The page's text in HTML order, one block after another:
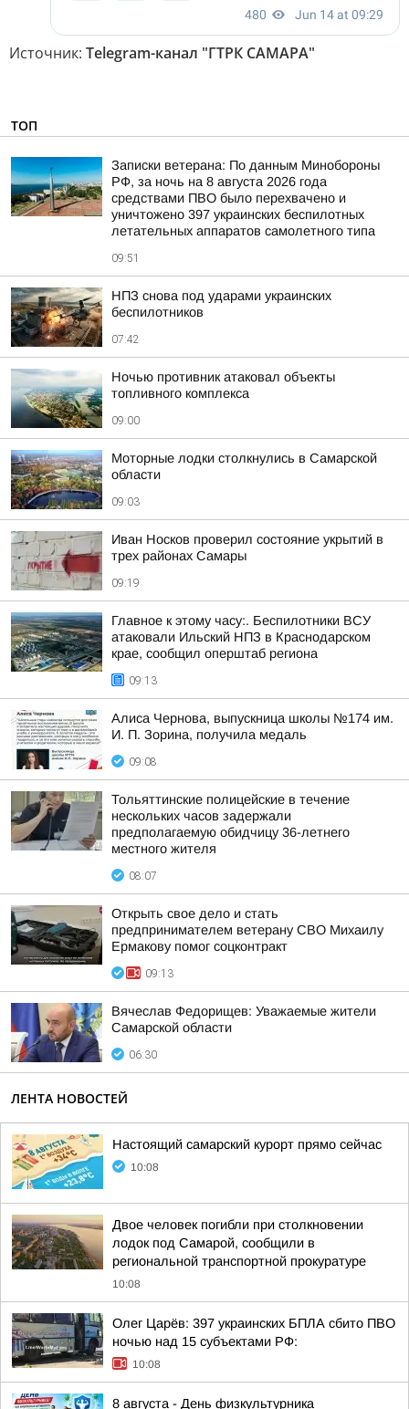
Источник: Telegram-канал "ГТРК САМАРА"
ТОП
Записки ветерана: По данным Минобороны
РФ, за ночь на 8 августа 2026 года
средствами ПВО было перехвачено и
уничтожено 397 украинских беспилотных
летательных аппаратов самолетного типа
09:51
НПЗ снова под ударами украинских
беспилотников
07:42
Ночью противник атаковал объекты
топливного комплекса
09:00
Моторные лодки столкнулись в Самарской
области
09:03
Иван Носков проверил состояние укрытий в
трех районах Самары
09:19
Главное к этому часу:. Беспилотники ВСУ
атаковали Ильский НПЗ в Краснодарском
крае, сообщил оперштаб региона
09:13
Алиса Чернова, выпускница школы №174 им.
И. П. Зорина, получила медаль
09:08
Тольяттинские полицейские в течение
нескольких часов задержали
предполагаемую обидчицу 36-летнего
местного жителя
08:07
Открыть свое дело и стать
предпринимателем ветерану СВО Михаилу
Ермакову помог соцконтракт
09:13
Вячеслав Федорищев: Уважаемые жители
Самарской области
06:30
ЛЕНТА НОВОСТЕЙ
Настоящий самарский курорт прямо сейчас
10:08
Двое человек погибли при столкновении
лодок под Самарой, сообщили в
региональной транспортной прокуратуре
10:08
Олег Царёв: 397 украинских БПЛА сбито ПВО
ночью над 15 субъектами РФ:
10:08
8 августа - День физкультурника